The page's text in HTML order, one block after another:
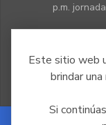
Este sitio web
brindar
Si
p.m.